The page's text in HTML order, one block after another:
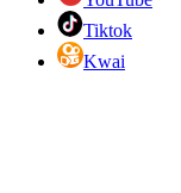
Tiktok
Kwai